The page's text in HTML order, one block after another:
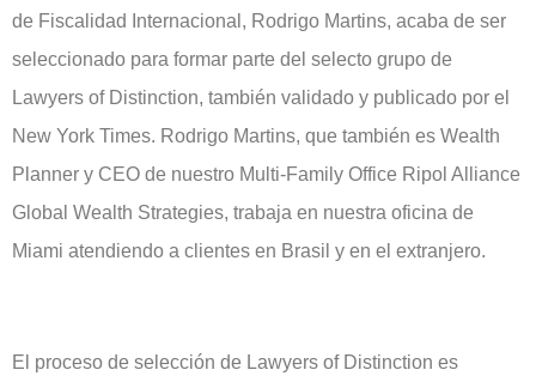
de Fiscalidad Internacional, Rodrigo Martins, acaba de ser
seleccionado para formar parte del selecto grupo de
Lawyers of Distinction, también validado y publicado por el
New York Times. Rodrigo Martins, que también es Wealth
Planner y CEO de nuestro Multi-Family Office Ripol Alliance
Global Wealth Strategies, trabaja en nuestra oficina de
Miami atendiendo a clientes en Brasil y en el extranjero.
El proceso de selección de Lawyers of Distinction es